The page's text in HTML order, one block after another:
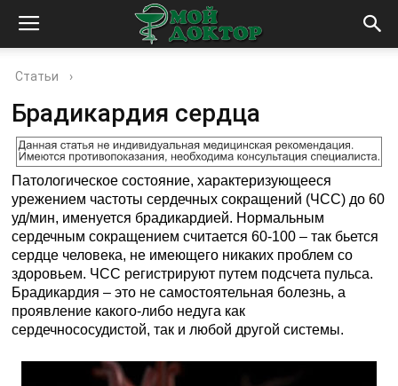
Статьи ›
Брадикардия сердца
Патологическое состояние, характеризующееся
урежением частоты сердечных сокращений (ЧСС) до 60
уд/мин, именуется брадикардией. Нормальным
сердечным сокращением считается 60-100 – так бьется
сердце человека, не имеющего никаких проблем со
здоровьем. ЧСС регистрируют путем подсчета пульса.
Брадикардия – это не самостоятельная болезнь, а
проявление какого-либо недуга как
сердечнососудистой, так и любой другой системы.